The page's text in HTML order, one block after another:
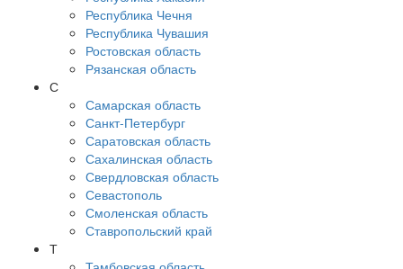
Республика Чечня
Республика Чувашия
Ростовская область
Рязанская область
С
Самарская область
Санкт-Петербург
Саратовская область
Сахалинская область
Свердловская область
Севастополь
Смоленская область
Ставропольский край
Т